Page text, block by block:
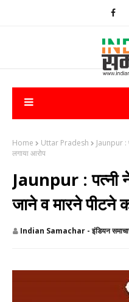
Home Uttar Pradesh
​Jaunpur :
लगाया आरोप
​Jaunpur : पत्नी
जाने व मारने पीटने
Indian Samachar - इंडियन